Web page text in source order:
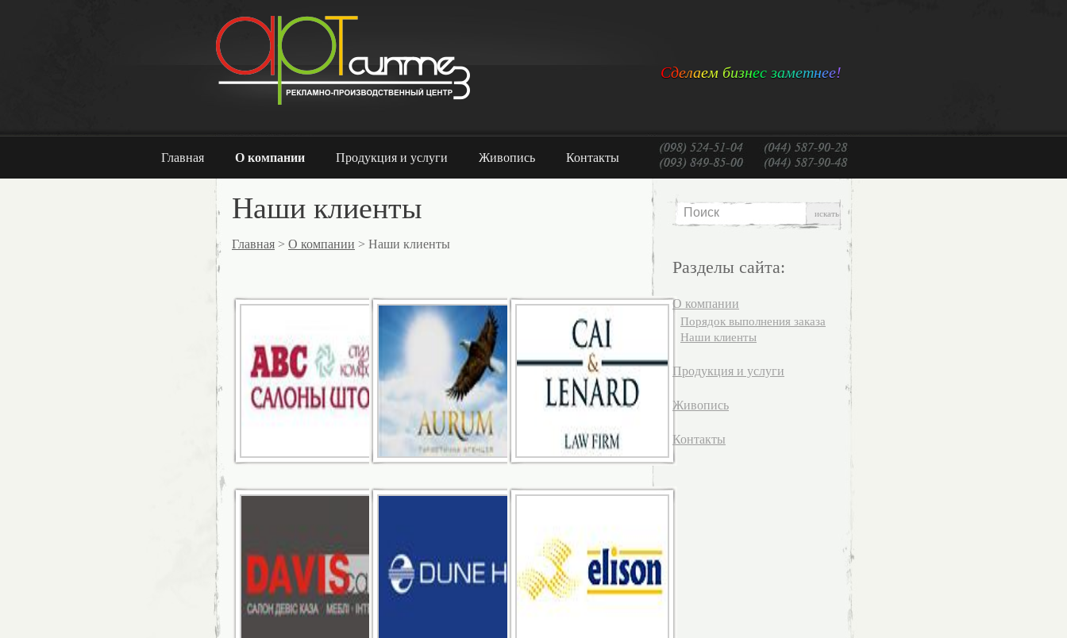
Сделаем бизнес заметнее!
Главная О компании Продукция и услуги Живопись Контакты
Наши клиенты
Главная > О компании > Наши клиенты
Разделы сайта:
О компании
Порядок выполнения заказа
Наши клиенты
Продукция и услуги
Живопись
Контакты